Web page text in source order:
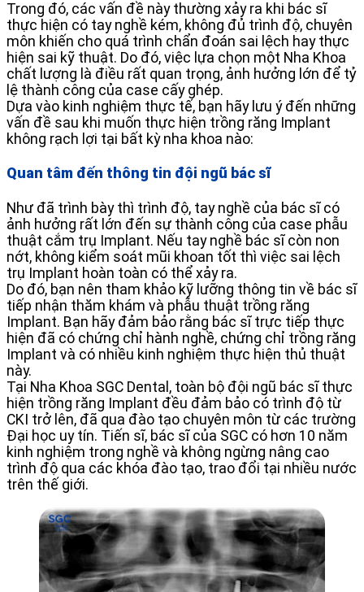
Trong đó, các vấn đề này thường xảy ra khi bác sĩ
thực hiện có tay nghề kém, không đủ trình độ, chuyên
môn khiến cho quá trình chẩn đoán sai lệch hay thực
hiện sai kỹ thuật. Do đó, việc lựa chọn một Nha Khoa
chất lượng là điều rất quan trọng, ảnh hưởng lớn để tỷ
lệ thành công của case cấy ghép.
Dựa vào kinh nghiệm thực tế, bạn hãy lưu ý đến những
vấn đề sau khi muốn thực hiện trồng răng Implant
không rạch lợi tại bất kỳ nha khoa nào:
Quan tâm đến thông tin đội ngũ bác sĩ
Như đã trình bày thì trình độ, tay nghề của bác sĩ có
ảnh hưởng rất lớn đến sự thành công của case phẫu
thuật cắm trụ Implant. Nếu tay nghề bác sĩ còn non
nớt, không kiểm soát mũi khoan tốt thì việc sai lệch
trụ Implant hoàn toàn có thể xảy ra.
Do đó, bạn nên tham khảo kỹ lưỡng thông tin về bác sĩ
tiếp nhận thăm khám và phẫu thuật trồng răng
Implant. Bạn hãy đảm bảo rằng bác sĩ trực tiếp thực
hiện đã có chứng chỉ hành nghề, chứng chỉ trồng răng
Implant và có nhiều kinh nghiệm thực hiện thủ thuật
này.
Tại Nha Khoa SGC Dental, toàn bộ đội ngũ bác sĩ thực
hiện trồng răng Implant đều đảm bảo có trình độ từ
CKI trở lên, đã qua đào tạo chuyên môn từ các trường
Đại học uy tín. Tiến sĩ, bác sĩ của SGC có hơn 10 năm
kinh nghiệm trong nghề và không ngừng nâng cao
trình độ qua các khóa đào tạo, trao đổi tại nhiều nước
trên thế giới.